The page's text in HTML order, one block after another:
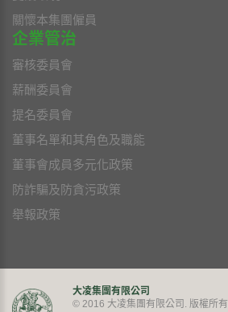
關懷本集團僱員
企業管治
審核委員會
薪酬委員會
提名委員會
董事名單和其角色及職能
董事會成員多元化政策
防詐騙及防貪污政策
舉報政策
大凌集團有限公司
© 2016 大凌集團有限公司. 版權所有